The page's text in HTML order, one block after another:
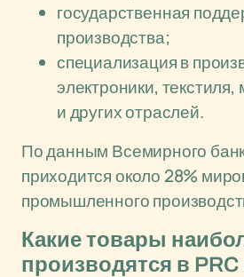
государственная
производства;
специализация в
электроники,
и других отраслей.
По данным Всемирного
приходится около 28%
промышленного
Какие товары
производятся в PRC